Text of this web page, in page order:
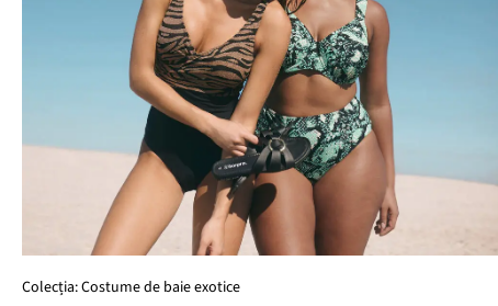
Colecția: Costume de baie exotice